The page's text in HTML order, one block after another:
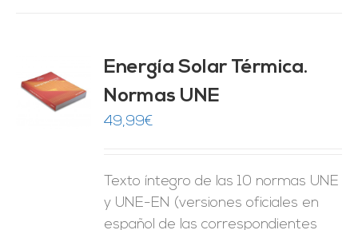
Energía Solar Térmica.
Normas UNE
49,99€
Texto íntegro de las 10 normas UNE
y UNE-EN (versiones oficiales en
español de las correspondientes